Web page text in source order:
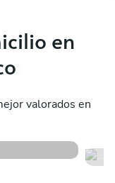
en
valorados en